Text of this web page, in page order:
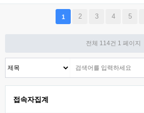
1 2 3 4 5
전체 114건 1 페이지
접속자집계